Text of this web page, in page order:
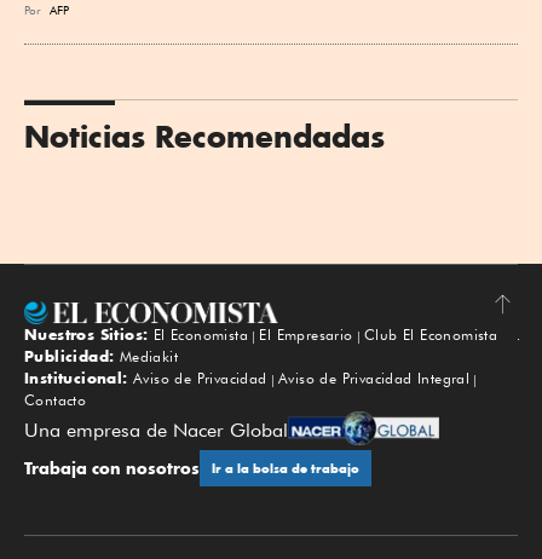
Por AFP
Noticias Recomendadas
Subir
Nuestros Sitios: El Economista El Empresario
Club El Economista
Publicidad: Mediakit
Institucional: Aviso de Privacidad
Aviso de Privacidad Integral
Contacto
Una empresa de Nacer Global
Trabaja con nosotros Ir a la bolsa de trabajo